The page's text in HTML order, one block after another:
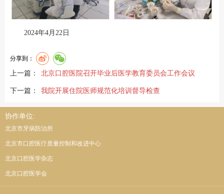
2024年4月22日
分享到：
上一篇： 北京口腔医院召开毕业后医学教育委员会工作会议
下一篇： 我院开展住院医师规范化培训督导检查
协作单位:
北京市牙病防治所
北京市口腔医疗质量控制和改进中心
北京口腔医学杂志
北京口腔医学会